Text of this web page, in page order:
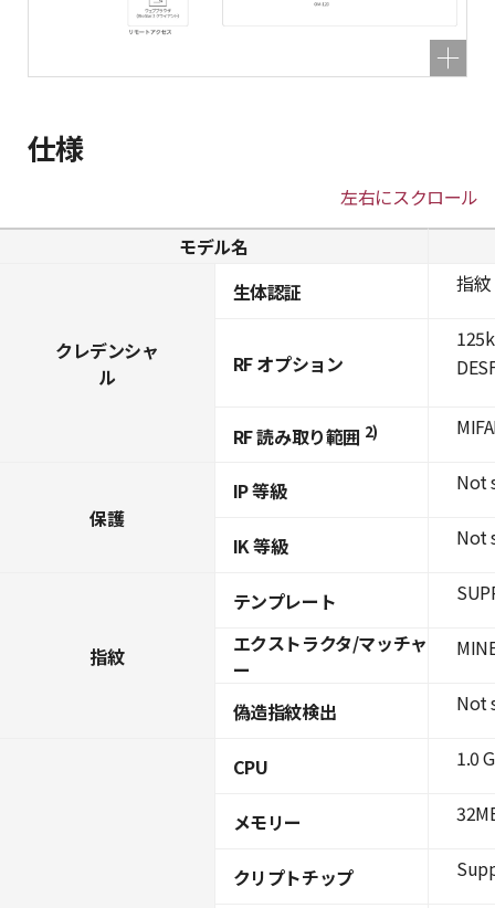
仕様
左右にスクロール
モデル名
クレデンシャ
ル
生体認証
RF オプション
RF 読み取り範囲 2)
保護
IP 等級
IK 等級
指紋
テンプレート
エクストラクタ/マッチャ
ー
偽造指紋検出
CPU
メモリー
クリプトチップ
指紋
Not
Not
Not
1.0